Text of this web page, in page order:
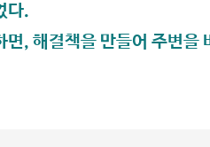
다.
, 해결책을 만들어 주변을